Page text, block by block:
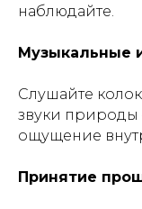
наблюдайте.
Музыкальные
Слушайте
звуки природы
ощущение
Принятие